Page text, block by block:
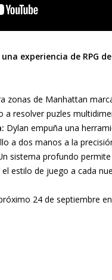
experiencia de RPG
zonas de Manhattan
a resolver puzles
Dylan empuña una
a dos manos a la
sistema profundo
estilo de juego a cada
24 de septiembre en